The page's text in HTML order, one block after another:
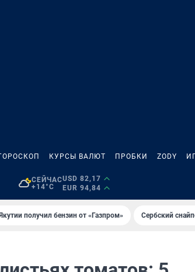
КУРСЫ ВАЛЮТ ПРОБКИ ZODY
СЕЙЧАС
+14°C
USD 82,17
EUR 94,84
получил бензин от «Газпром» Сербский